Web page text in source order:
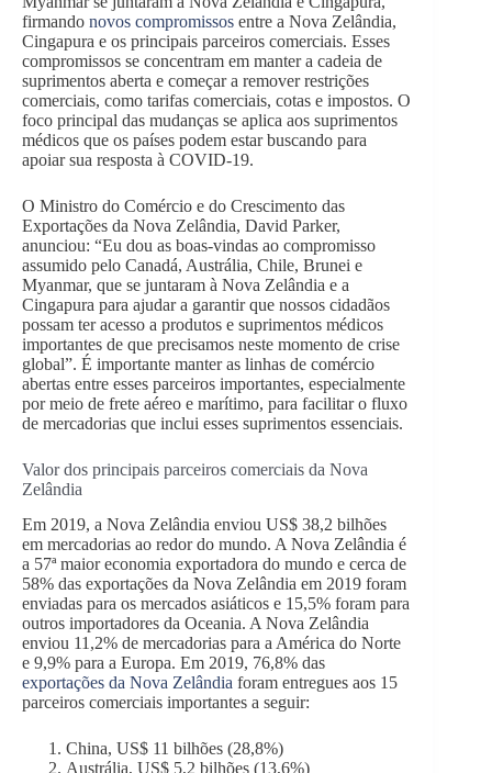
firmando novos compromissos entre a Nova Zelândia,
Cingapura e os principais parceiros comerciais. Esses
compromissos se concentram em manter a cadeia de
suprimentos aberta e começar a remover restrições
comerciais, como tarifas comerciais, cotas e impostos. O
foco principal das mudanças se aplica aos suprimentos
médicos que os países podem estar buscando para
apoiar sua resposta à COVID-19.
O Ministro do Comércio e do Crescimento das
Exportações da Nova Zelândia, David Parker,
anunciou: “Eu dou as boas-vindas ao compromisso
assumido pelo Canadá, Austrália, Chile, Brunei e
Myanmar, que se juntaram à Nova Zelândia e a
Cingapura para ajudar a garantir que nossos cidadãos
possam ter acesso a produtos e suprimentos médicos
importantes de que precisamos neste momento de crise
global”. É importante manter as linhas de comércio
abertas entre esses parceiros importantes, especialmente
por meio de frete aéreo e marítimo, para facilitar o fluxo
de mercadorias que inclui esses suprimentos essenciais.
Valor dos principais parceiros comerciais da Nova
Zelândia
Em 2019, a Nova Zelândia enviou US$ 38,2 bilhões
em mercadorias ao redor do mundo. A Nova Zelândia é
a 57ª maior economia exportadora do mundo e cerca de
58% das exportações da Nova Zelândia em 2019 foram
enviadas para os mercados asiáticos e 15,5% foram para
outros importadores da Oceania. A Nova Zelândia
enviou 11,2% de mercadorias para a América do Norte
e 9,9% para a Europa. Em 2019, 76,8% das
exportações da Nova Zelândia foram entregues aos 15
parceiros comerciais importantes a seguir:
China, US$ 11 bilhões (28,8%)
Austrália, US$ 5,2 bilhões (13,6%)